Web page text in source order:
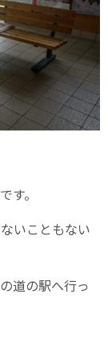
す。
いこともない
道の駅へ行っ